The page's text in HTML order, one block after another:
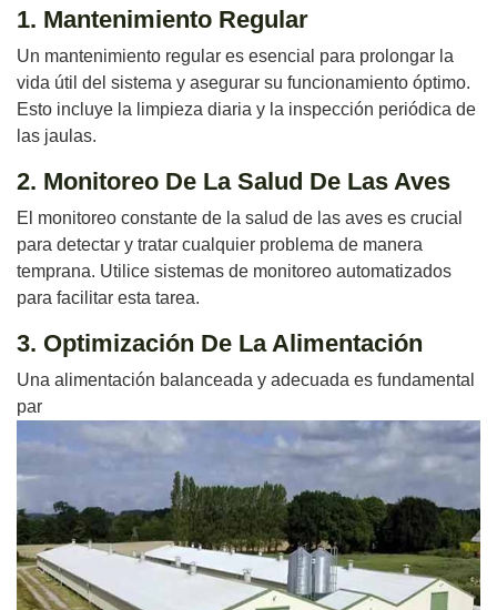
1. Mantenimiento Regular
Un mantenimiento regular es esencial para prolongar la
vida útil del sistema y asegurar su funcionamiento óptimo.
Esto incluye la limpieza diaria y la inspección periódica de
las jaulas.
2. Monitoreo De La Salud De Las Aves
El monitoreo constante de la salud de las aves es crucial
para detectar y tratar cualquier problema de manera
temprana. Utilice sistemas de monitoreo automatizados
para facilitar esta tarea.
3. Optimización De La Alimentación
Una alimentación balanceada y adecuada es fundamental
par